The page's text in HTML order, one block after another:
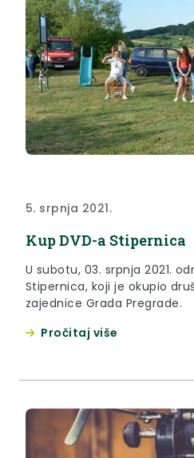
5. srpnja 2021.
Kup DVD-a Stipernica
U subotu, 03. srpnja 2021.
Stipernica, koji je okupio
zajednice Grada Pregrade.
Pročitaj više